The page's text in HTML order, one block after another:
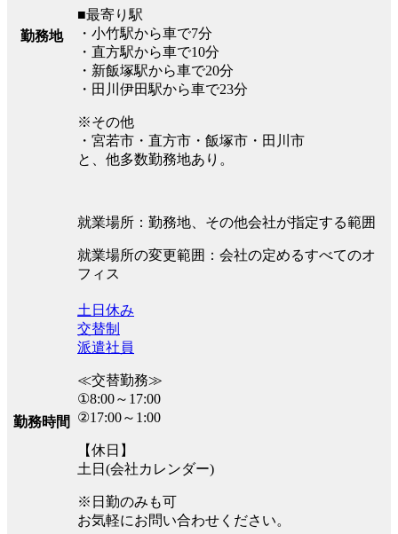
勤務地
■最寄り駅
・小竹駅から車で7分
・直方駅から車で10分
・新飯塚駅から車で20分
・田川伊田駅から車で23分
※その他
・宮若市・直方市・飯塚市・田川市
と、他多数勤務地あり。
就業場所：勤務地、その他会社が指定する範囲
就業場所の変更範囲：会社の定めるすべてのオ
フィス
勤務時間
土日休み
交替制
派遣社員
≪交替勤務≫
①8:00～17:00
②17:00～1:00
【休日】
土日(会社カレンダー)
※日勤のみも可
お気軽にお問い合わせください。